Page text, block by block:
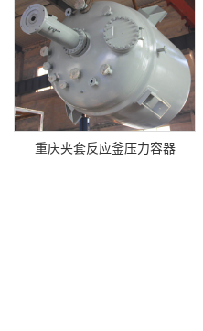
重庆夹套反应釜压力容器